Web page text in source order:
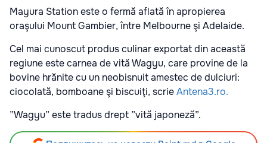
Mayura Station este o fermă aflată în apropierea
oraşului Mount Gambier, între Melbourne şi Adelaide.
Cel mai cunoscut produs culinar exportat din această
regiune este carnea de vită Wagyu, care provine de la
bovine hrănite cu un neobisnuit amestec de dulciuri:
ciocolată, bomboane şi biscuiţi, scrieAntena3.ro.
”Wagyu” este tradus drept ”vită japoneză”.